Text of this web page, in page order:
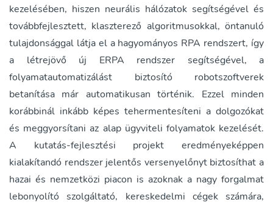
kezelésében, hiszen neurális hálózatok segítségével és
továbbfejlesztett, klaszterező algoritmusokkal, öntanuló
tulajdonsággal látja el a hagyományos RPA rendszert, így
a létrejövő új ERPA rendszer segítségével, a
folyamatautomatizálást biztosító robotszoftverek
betanítása már automatikusan történik. Ezzel minden
korábbinál inkább képes tehermentesíteni a dolgozókat
és meggyorsítani az alap ügyviteli folyamatok kezelését.
A kutatás-fejlesztési projekt eredményeképpen
kialakítandó rendszer jelentős versenyelőnyt biztosíthat a
hazai és nemzetközi piacon is azoknak a nagy forgalmat
lebonyolító szolgáltató, kereskedelmi cégek számára,